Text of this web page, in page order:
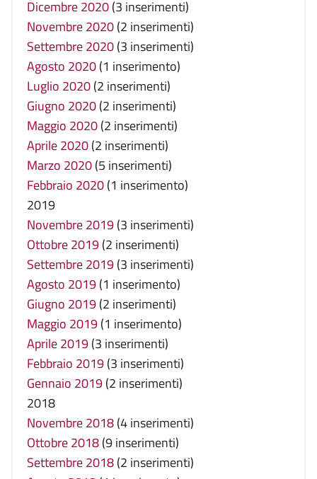
Dicembre 2020(3 inserimenti)
Novembre 2020(2 inserimenti)
Settembre 2020(3 inserimenti)
Agosto 2020(1 inserimento)
Luglio 2020(2 inserimenti)
Giugno 2020(2 inserimenti)
Maggio 2020(2 inserimenti)
Aprile 2020(2 inserimenti)
Marzo 2020(5 inserimenti)
Febbraio 2020(1 inserimento)
2019
Novembre 2019(3 inserimenti)
Ottobre 2019(2 inserimenti)
Settembre 2019(3 inserimenti)
Agosto 2019(1 inserimento)
Giugno 2019(2 inserimenti)
Maggio 2019(1 inserimento)
Aprile 2019(3 inserimenti)
Febbraio 2019(3 inserimenti)
Gennaio 2019(2 inserimenti)
2018
Novembre 2018(4 inserimenti)
Ottobre 2018(9 inserimenti)
Settembre 2018(2 inserimenti)